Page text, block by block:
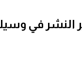
في